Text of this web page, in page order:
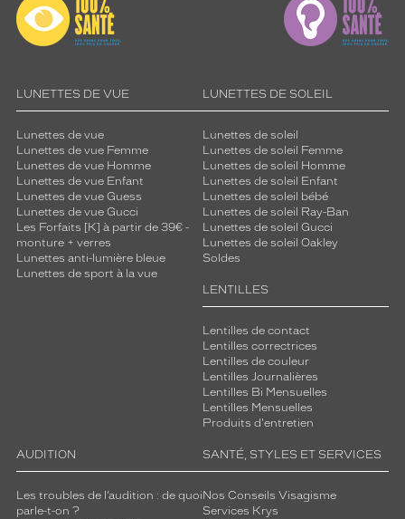
LUNETTES DE VUE
Lunettes de vue
Lunettes de vue Femme
Lunettes de vue Homme
Lunettes de vue Enfant
Lunettes de vue Guess
Lunettes de vue Gucci
Les Forfaits [K] à partir de 39€ -
monture + verres
Lunettes anti-lumière bleue
Lunettes de sport à la vue
LUNETTES DE SOLEIL
Lunettes de soleil
Lunettes de soleil Femme
Lunettes de soleil Homme
Lunettes de soleil Enfant
Lunettes de soleil bébé
Lunettes de soleil Ray-Ban
Lunettes de soleil Gucci
Lunettes de soleil Oakley
Soldes
LENTILLES
Lentilles de contact
Lentilles correctrices
Lentilles de couleur
Lentilles Journalières
Lentilles Bi Mensuelles
Lentilles Mensuelles
Produits d'entretien
AUDITION
Les troubles de l’audition : de quoi
parle-t-on ?
SANTÉ, STYLES ET SERVICES
Nos Conseils Visagisme
Services Krys